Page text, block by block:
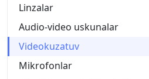
Linzalar
Audio-video uskunalar
Videokuzatuv
Mikrofonlar